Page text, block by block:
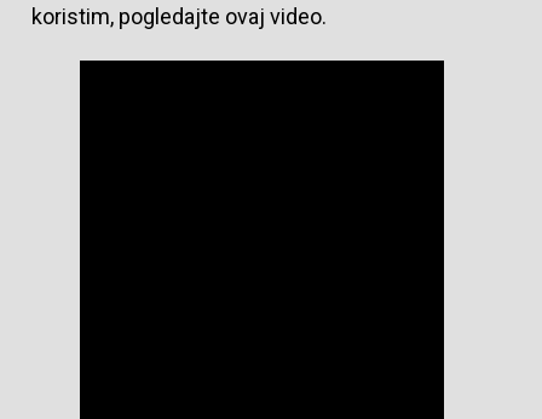
koristim, pogledajte ovaj video.